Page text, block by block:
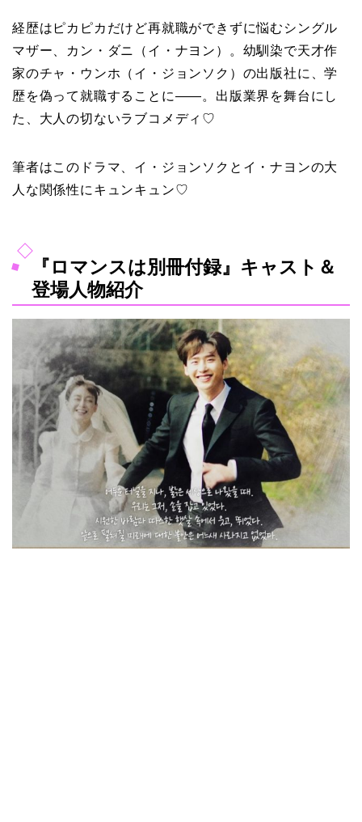
経歴はピカピカだけど再就職ができずに悩むシングル
マザー、カン・ダニ（イ・ナヨン）。幼馴染で天才作
家のチャ・ウンホ（イ・ジョンソク）の出版社に、学
歴を偽って就職することに——。出版業界を舞台にし
た、大人の切ないラブコメディ♡
筆者はこのドラマ、イ・ジョンソクとイ・ナヨンの大
人な関係性にキュンキュン♡
『ロマンスは別冊付録』キャスト＆
登場人物紹介